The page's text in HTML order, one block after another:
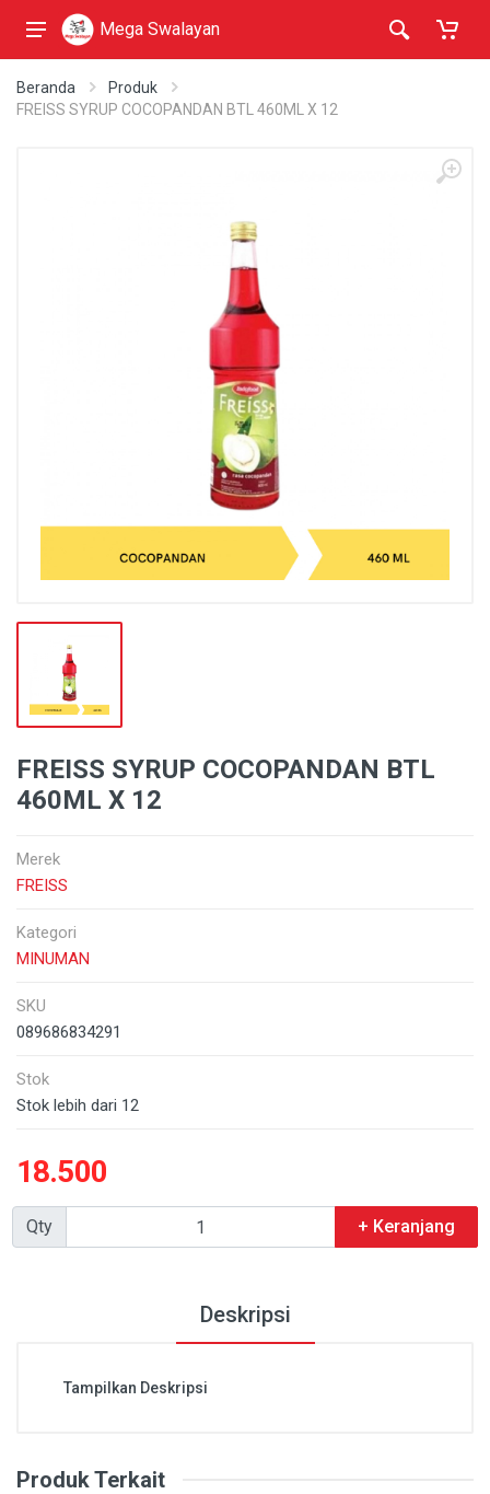
Mega Swalayan
Beranda
Produk
FREISS SYRUP COCOPANDAN BTL 460ML X 12
FREISS SYRUP COCOPANDAN BTL
460ML X 12
Merek
FREISS
Kategori
MINUMAN
SKU
089686834291
Stok
Stok lebih dari 12
18.500
Qty + Keranjang
Deskripsi
Tampilkan Deskripsi
Produk Terkait